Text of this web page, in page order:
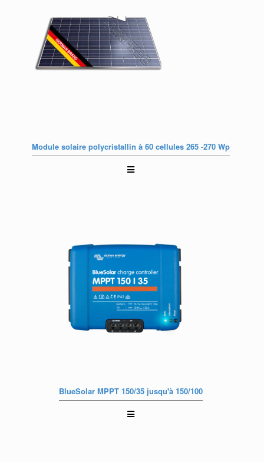
Module solaire polycristallin à 60 cellules 265 -270 Wp
BlueSolar MPPT 150/35 jusqu'à 150/100